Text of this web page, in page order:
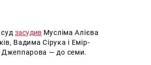
засудив Мусліма Алієва
Вадима Сірука і Емір-
Джеппарова — до семи.